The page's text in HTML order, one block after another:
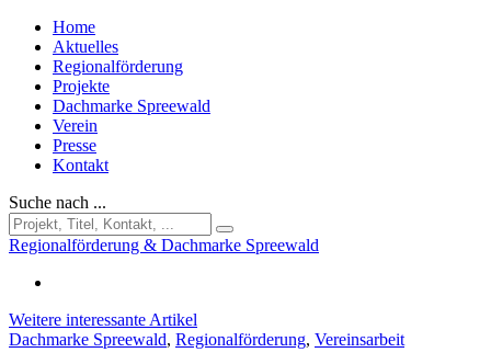
Home
Aktuelles
Regionalförderung
Projekte
Dachmarke Spreewald
Verein
Presse
Kontakt
Suche nach ...
Regionalförderung & Dachmarke Spreewald
Weitere interessante Artikel
Dachmarke Spreewald, Regionalförderung, Vereinsarbeit